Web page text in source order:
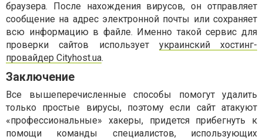
браузера. После нахождения вирусов, он отправляет
сообщение на адрес электронной почты или сохраняет
всю информацию в файле. Именно такой сервис для
проверки сайтов использует украинский хостинг-
провайдер Cityhost.ua.
Заключение
Все вышеперечисленные способы помогут удалить
только простые вирусы, поэтому если сайт атакуют
«профессиональные» хакеры, придется прибегнуть к
помощи команды специалистов, использующих